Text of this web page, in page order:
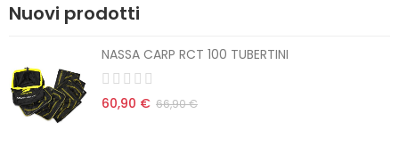
Nuovi prodotti
NASSA CARP RCT 100 TUBERTINI
60,90 € 66,90 €